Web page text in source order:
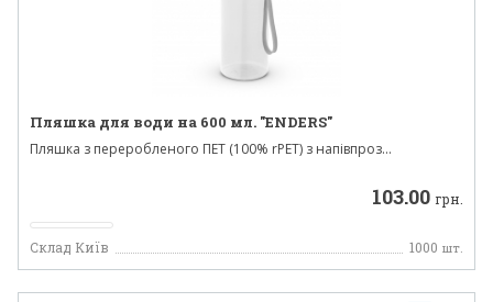
Пляшка для води на 600 мл. "ENDERS"
Пляшка з переробленого ПЕТ (100% rPET) з напівпроз...
103.00 грн.
Склад Київ 1000 шт.